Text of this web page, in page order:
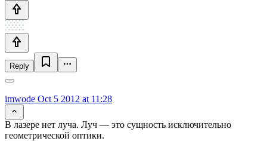
Reply
imwode Oct 5 2012 at 11:28
В лазере нет луча. Луч — это сущность исключительно
геометрической оптики.